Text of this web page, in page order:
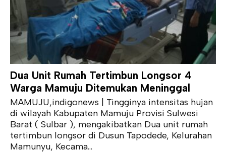
Dua Unit Rumah Tertimbun Longsor 4
Warga Mamuju Ditemukan Meninggal
MAMUJU,indigonews | Tingginya intensitas hujan
di wilayah Kabupaten Mamuju Provisi Sulwesi
Barat ( Sulbar ), mengakibatkan Dua unit rumah
tertimbun longsor di Dusun Tapodede, Kelurahan
Mamunyu, Kecama...